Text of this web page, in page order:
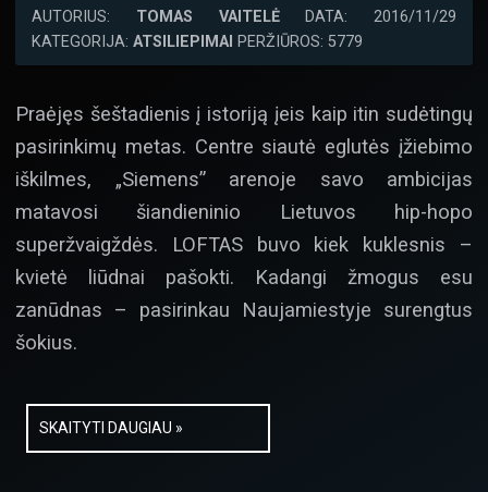
AUTORIUS: TOMAS VAITELĖDATA: 2016/11/29
KATEGORIJA: ATSILIEPIMAI PERŽIŪROS: 5779
Praėjęs šeštadienis į istoriją įeis kaip itin sudėtingų
pasirinkimų metas. Centre siautė eglutės įžiebimo
iškilmes, „Siemens” arenoje savo ambicijas
matavosi šiandieninio Lietuvos hip-hopo
superžvaigždės. LOFTAS buvo kiek kuklesnis –
kvietė liūdnai pašokti. Kadangi žmogus esu
zanūdnas – pasirinkau Naujamiestyje surengtus
šokius.
SKAITYTI DAUGIAU »